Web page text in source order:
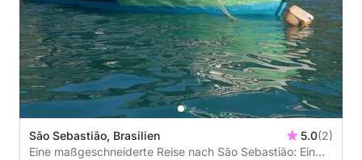
São Sebastião, Brasilien 5.0(2)
Eine maßgeschneiderte Reise nach São Sebastião: Ein